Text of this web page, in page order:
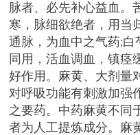
脉者、必先补心益血。
寒，脉细欲绝者，用当
通脉，为血中之气药;白
同用，活血调血，镇痉
好作用。麻黄、大剂量
对呼吸功能有刺激加强
之要药。中药麻黄不同
者为人工提炼成分。麻